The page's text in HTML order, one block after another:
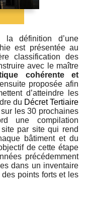
la définition d’une
est présentée au
classification des
avec le maître
cohérente et
proposée afin
d’atteindre les
du Décret Tertiaire
les 30 prochaines
une compilation
par site qui rend
bâtiment et du
de cette étape
précédemment
dans un inventaire
points forts et les